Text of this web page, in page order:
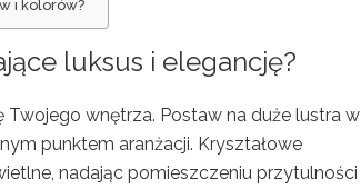
i kolorów?
luksus i elegancję?
Twojego wnętrza. Postaw na duże lustra w
punktem aranżacji. Kryształowe
nadając pomieszczeniu przytulności